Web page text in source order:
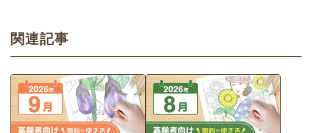
関連記事